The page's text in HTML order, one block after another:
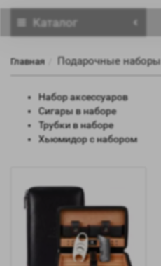
Каталог
Главная Подарочные наборы
Набор аксессуаров
Сигары в наборе
Трубки в наборе
Хьюмидор с набором